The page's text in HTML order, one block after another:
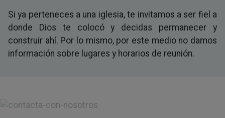
Si ya perteneces a una iglesia, te invitamos a ser fiel a
donde Dios te colocó y decidas permanecer y
construir ahí. Por lo mismo, por este medio no damos
información sobre lugares y horarios de reunión.